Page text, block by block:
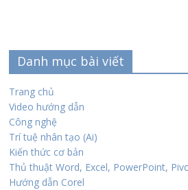
Danh mục bài viết
Trang chủ
Video hướng dẫn
Công nghệ
Trí tuệ nhân tạo (Ai)
Kiến thức cơ bản
Thủ thuật Word, Excel, PowerPoint,
Hướng dẫn Corel